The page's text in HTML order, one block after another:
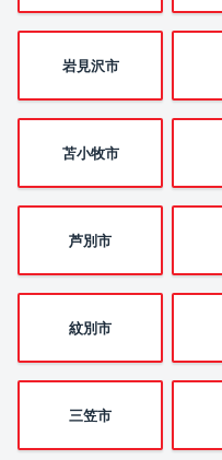
岩見沢市
苫小牧市
芦別市
紋別市
三笠市